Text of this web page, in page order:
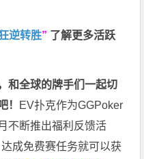
逆转胜” 了解更多活跃
和全球的牌手们一起切
！ EV扑克作为GGPoker
不断推出福利反馈活
成免费赛任务就可以获